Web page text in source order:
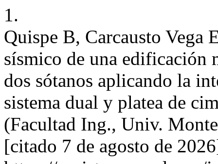
1.
Quispe B, Carcausto
sísmico de una
dos sótanos aplicando la
sistema dual y platea de
(Facultad Ing., Univ.
[citado 7 de agosto de